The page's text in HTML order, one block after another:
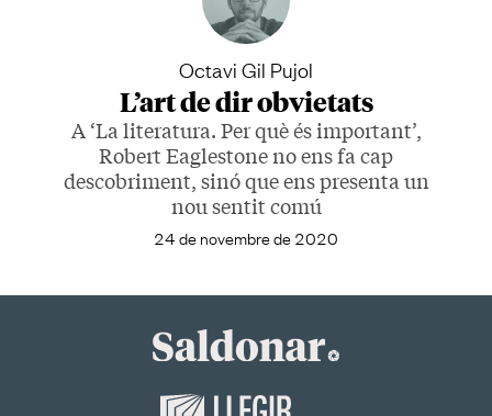
Octavi Gil Pujol
L’art de dir obvietats
A ‘La literatura. Per què és important’,
Robert Eaglestone no ens fa cap
descobriment, sinó que ens presenta un
nou sentit comú
24 de novembre de 2020